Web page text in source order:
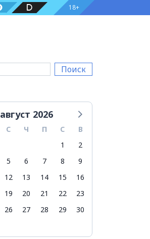
18+
Поиск
август 2026
С Ч П С
В
1
2
5 6 7 8
9
12 13 14 15
16
19 20 21 22
23
26 27 28 29
30